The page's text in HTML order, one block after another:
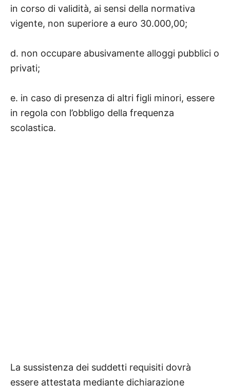
in corso di validità, ai sensi della normativa
vigente, non superiore a euro 30.000,00;
d. non occupare abusivamente alloggi pubblici o
privati;
e. in caso di presenza di altri figli minori, essere
in regola con l’obbligo della frequenza
scolastica.
La sussistenza dei suddetti requisiti dovrà
essere attestata mediante dichiarazione